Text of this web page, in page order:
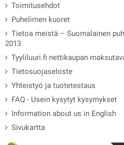
Toimitusehdot
Puhelimen kuoret
Tietoa meistä – Suomalainen
2013
Tyyliluuri.fi nettikaupan
Tietosuojaseloste
Yhteistyö ja tuotetestaus
FAQ - Usein kysytyt kysymykset
Information about us in English
Sivukartta